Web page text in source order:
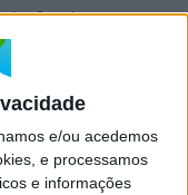
e/ou acedemos
e processamos
e informações
bonito, mas por
muito
que nos faz
torna
Junqueiro